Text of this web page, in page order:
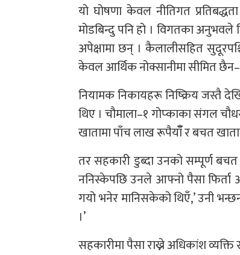
यो घोषणा केवल नीतिगत
मोडबिन्दु पनि हो । विगतका
अपेक्षामा छन् । कैलालीसहित
केवल आर्थिक नोक्सानीमा सीमित
नियामक निकायहरू निष्क्रिय जस्तै
थिए । चौमाला–१ गोप्काका संगल
खातामा पाँच लाख रूपैयाँँ र बचत
तर सहकारी डुब्दा उनको सम्पूर्ण बचत
ननिस्केपछि उनले आफ्नो पैसा
गयो भनेर मानिसकेको थिएँ,’ उनी
।’
सहकारीमा पैसा राख्ने अधिकांश